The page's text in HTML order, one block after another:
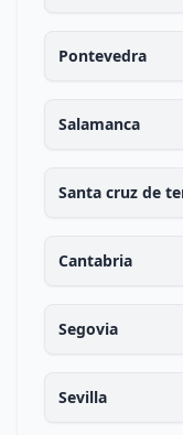
Pontevedra
Salamanca
Santa cruz de
Cantabria
Segovia
Sevilla